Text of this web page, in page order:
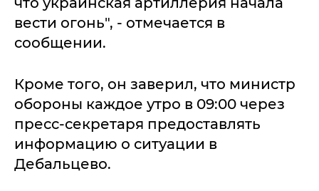
вести огонь", - отмечается в
сообщении.
Кроме того, он заверил, что министр
обороны каждое утро в 09:00 через
пресс-секретаря предоставлять
информацию о ситуации в
Дебальцево.